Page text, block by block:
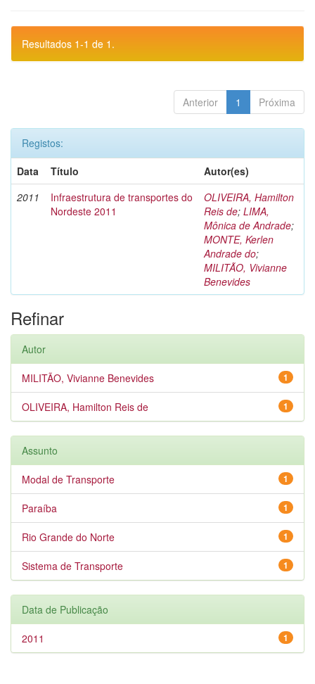
Resultados 1-1 de 1.
Anterior 1 Próxima
Registos:
Data
Título
Autor(es)
2011
Infraestrutura de transportes do
Nordeste 2011
OLIVEIRA, Hamilton
Reis de; LIMA,
Mônica de Andrade;
MONTE, Kerlen
Andrade do;
MILITÃO, Vivianne
Benevides
Refinar
Autor
1
MILITÃO, Vivianne Benevides
1
OLIVEIRA, Hamilton Reis de
Assunto
1
Modal de Transporte
1
Paraíba
1
Rio Grande do Norte
1
Sistema de Transporte
Data de Publicação
1
2011